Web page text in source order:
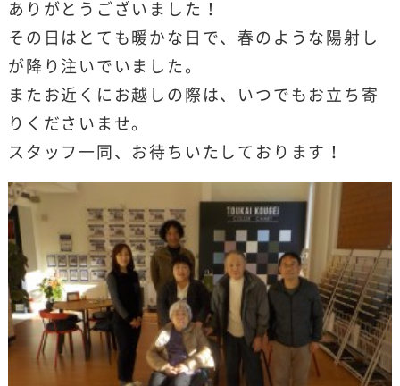
ありがとうございました！
その日はとても暖かな日で、春のような陽射し
が降り注いでいました。
またお近くにお越しの際は、いつでもお立ち寄
りくださいませ。
スタッフ一同、お待ちいたしております！